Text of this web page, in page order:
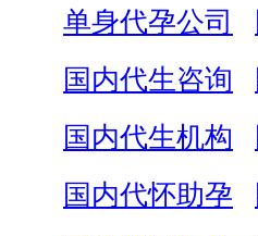
单身代孕公司
国内代生咨询
国内代生机构
国内代怀助孕